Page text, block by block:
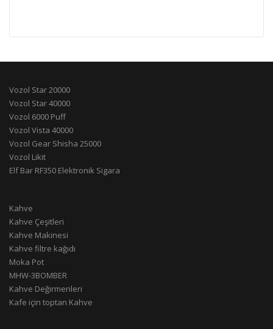
Vozol Star 20000
Vozol Star 40000
Vozol 6000 Puff
Vozol Vista 40000
Vozol Gear Shisha 25000
Vozol Likit
Elf Bar RF350 Elektronik Sigara
Kahve
Kahve Çeşitleri
Kahve Makinesi
Kahve filtre kağıdı
Moka Pot
MHW-3BOMBER
Kahve Değirmenleri
Kafe için toptan Kahve